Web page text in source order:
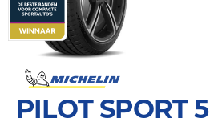
PILOT SPORT 5